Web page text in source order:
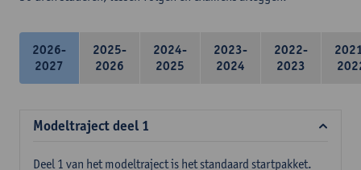
2026-
2027
2025-
2026
2024-
2025
2023-
2024
2022-
2023
Modeltraject deel 1
Deel 1 van het modeltraject is het standaard startpakket.